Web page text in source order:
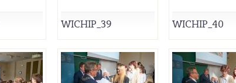
WICHIP_39 WICHIP_40